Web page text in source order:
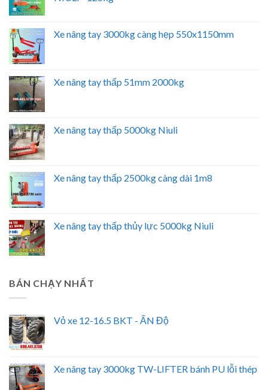
Xe nâng tay 3000kg càng hẹp 550x1150mm
Xe nâng tay thấp 51mm 2000kg
Xe nâng tay thấp 5000kg Niuli
Xe nâng tay thấp 2500kg càng dài 1m8
Xe nâng tay thấp thủy lực 5000kg Niuli
BÁN CHẠY NHẤT
Vỏ xe 12-16.5 BKT - ẤN Độ
Xe nâng tay 3000kg TW-LIFTER bánh PU lỗi thép